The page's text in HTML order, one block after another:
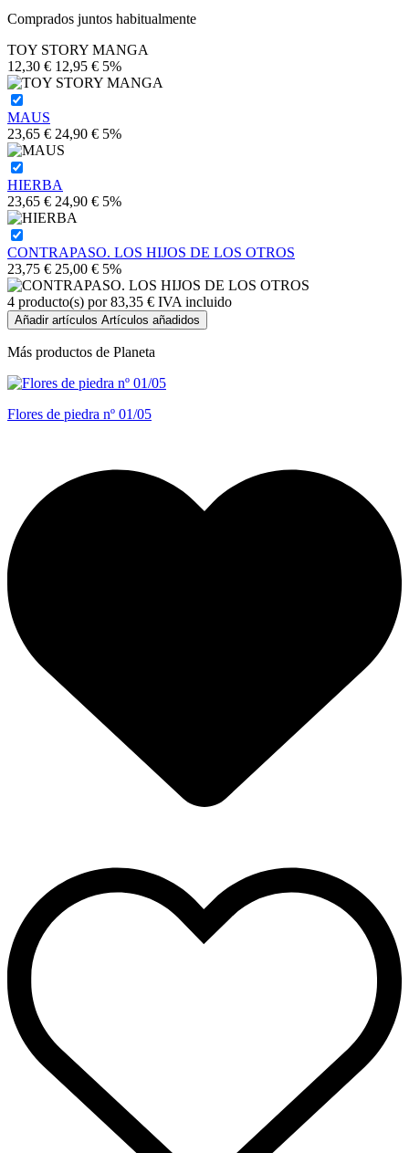
Comprados juntos habitualmente
TOY STORY MANGA
12,30 € 12,95 € 5%
MAUS
23,65 € 24,90 € 5%
HIERBA
23,65 € 24,90 € 5%
CONTRAPASO. LOS HIJOS DE LOS OTROS
23,75 € 25,00 € 5%
4 producto(s) por 83,35 € IVA incluido
Añadir artículos Artículos añadidos
Más productos de Planeta
Flores de piedra nº 01/05